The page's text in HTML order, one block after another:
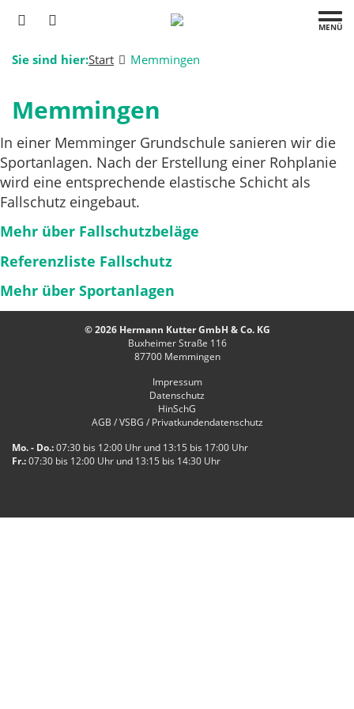
MENÜ
Sie sind hier:Start Memmingen
Memmingen
In einer Memminger Grundschule sanieren wir die
Sportanlagen. Nach der Erstellung einer Rohplanie
wird eine entsprechende elastische Schicht als
Fallschutz eingebaut.
Mehr über Fallschutzbeläge
Referenzliste Fallschutz
Mehr über Sportanlagen
© 2026 Hermann Kutter GmbH & Co. KG
Buxheimer Straße 116
87700Memmingen
Impressum
Datenschutz
HinSchG
AGB / VSBG / Privatkundendatenschutz
Mo. - Do.:07:30 bis 12:00 Uhr und 13:15 bis 17:00 Uhr
Fr.:07:30 bis 12:00 Uhr und 13:15 bis 14:30 Uhr